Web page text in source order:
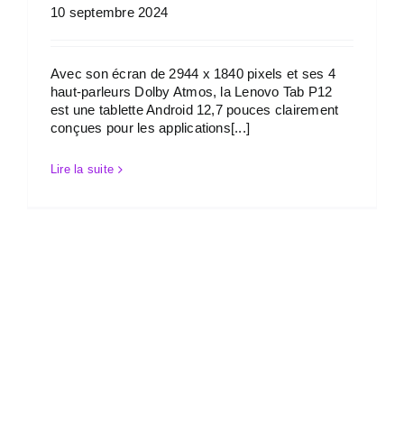
10 septembre 2024
Avec son écran de 2944 x 1840 pixels et ses 4
haut-parleurs Dolby Atmos, la Lenovo Tab P12
est une tablette Android 12,7 pouces clairement
conçues pour les applications[...]
Lire la suite